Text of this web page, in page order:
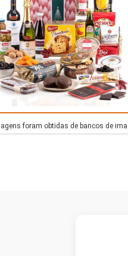
foram obtidas de bancos de